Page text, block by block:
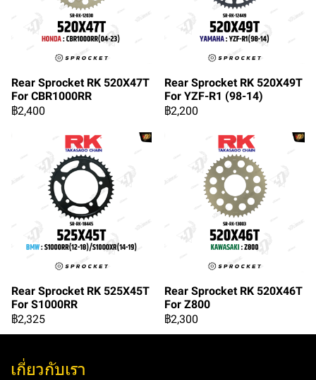
Rear Sprocket RK 520X47T
For CBR1000RR
฿2,400
Rear Sprocket RK 520X49T
For YZF-R1 (98-14)
฿2,200
Rear Sprocket RK 525X45T
For S1000RR
฿2,325
Rear Sprocket RK 520X46T
For Z800
฿2,300
เกี่ยวกับเรา